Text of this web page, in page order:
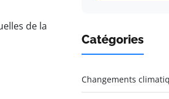
de la
Catégories
Changements